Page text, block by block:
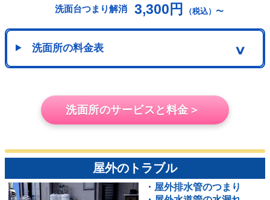
洗面台つまり解消 3,300円 （税込）〜
洗面所の料金表 ∨
洗面所のサービスと料金＞
屋外のトラブル
・屋外排水管のつまり